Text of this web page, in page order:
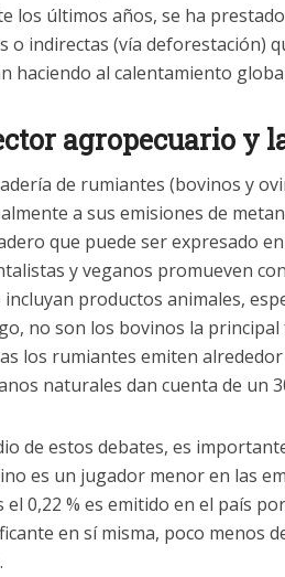
los últimos años, se ha
o indirectas (vía deforestación)
haciendo al calentamiento
agropecuario y
de rumiantes (bovinos y
a sus emisiones de
que puede ser expresado
y veganos promueven
incluyan productos animales,
no son los bovinos la
los rumiantes emiten
naturales dan cuenta de un
de estos debates, es
es un jugador menor en las
el 0,22 % es emitido en el país
en sí misma, poco menos